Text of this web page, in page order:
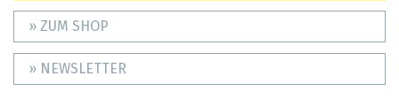
» ZUM SHOP
» NEWSLETTER